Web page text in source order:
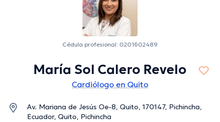
Cédula profesional: 0201602489
María Sol Calero Revelo
Cardiólogo en Quito
Av. Mariana de Jesús Oe-8, Quito, 170147, Pichincha,
Ecuador, Quito, Pichincha